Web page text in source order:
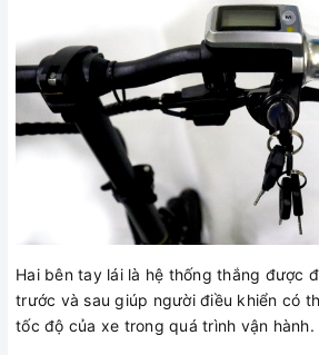
Hai bên tay lái là hệ thống thắng được
trước và sau giúp người điều khiển có
tốc độ của xe trong quá trình vận hành.